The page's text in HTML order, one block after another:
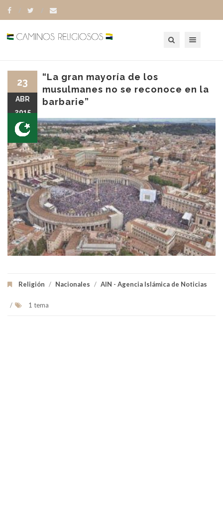
“La gran mayoría de los
musulmanes no se reconoce en la
barbarie”
Religión / Nacionales / AIN - Agencia Islámica de Noticias
/ 1 tema
23
ABR
2015